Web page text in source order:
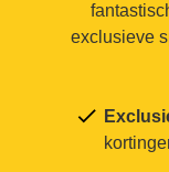
exclusieve